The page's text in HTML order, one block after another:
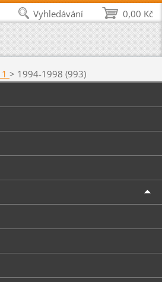
> 1994-1998 (993)
0,00 Kč
Vyhledávání